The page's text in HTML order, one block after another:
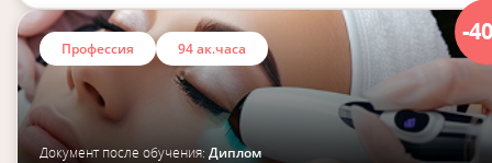
-
Профессия 94 ак.часа
Документ после обучения: Диплом